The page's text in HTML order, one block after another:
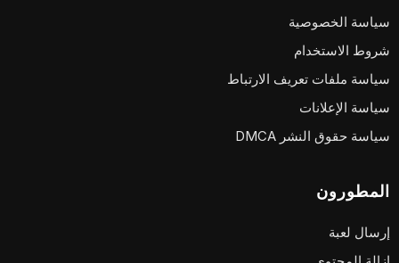
سياسة الخصوصية
شروط الاستخدام
سياسة ملفات تعريف الارتباط
سياسة الإعلانات
سياسة حقوق النشر DMCA
المطورون
إرسال لعبة